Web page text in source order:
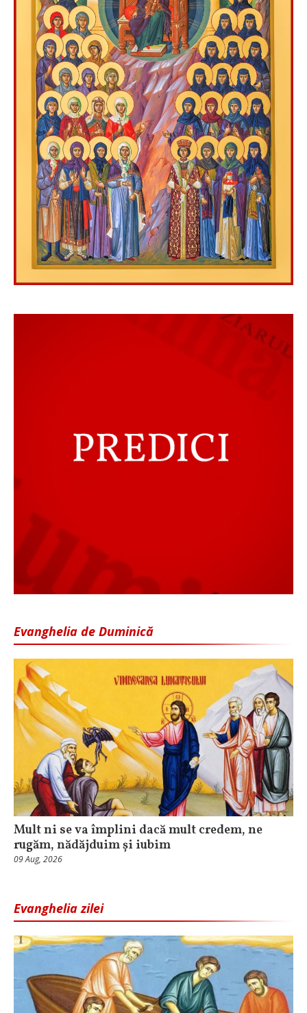
Evanghelia de Duminică
Mult ni se va împlini dacă mult credem, ne
rugăm, nădăjduim și iubim
09 Aug, 2026
Evanghelia zilei